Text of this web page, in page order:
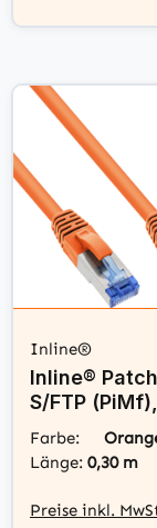
Inline®
Inline®
S/FTP (PiMf),
Cat.6A,
halogenfrei,
orange, 0,3m
Farbe:
Länge: 0,30 m
Preise inkl.